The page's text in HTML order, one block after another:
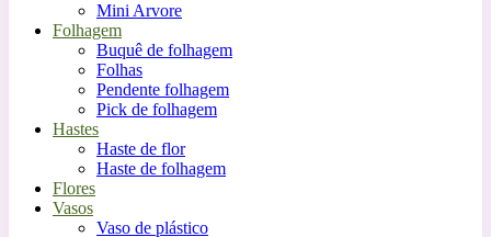
Mini Arvore
Folhagem
Buquê de folhagem
Folhas
Pendente folhagem
Pick de folhagem
Hastes
Haste de flor
Haste de folhagem
Flores
Vasos
Vaso de plástico